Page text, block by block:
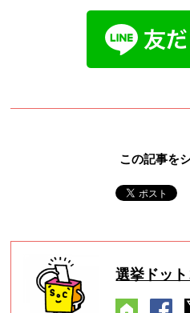
この記事を
選挙ドッ